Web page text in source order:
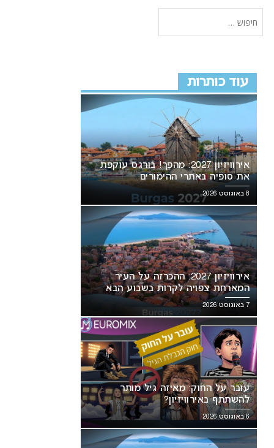
עוד כותרות
אירוויזיון 2027: מהפך! בורגס עוקפת
את סופיה באתרי ההימורים
8 באוגוסט 2026
אירוויזיון 2027: ההכרזה על העיר
המארחת צפויה לקרות בשבוע הבא
7 באוגוסט 2026
עובר על החוק: מאיזה גיל מותר
להשתתף באירוויזיון?
6 באוגוסט 2026